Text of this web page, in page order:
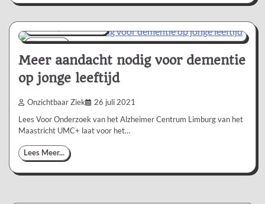
2 min 0
Meer aandacht nodig voor dementie
op jonge leeftijd
Onzichtbaar Ziek 26 juli 2021
Lees Voor Onderzoek van het Alzheimer Centrum Limburg van het
Maastricht UMC+ laat voor het…
Lees Meer...